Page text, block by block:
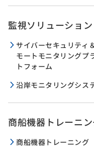
監視ソリューション
サイバーセキュリティ
モートモニタリングプ
トフォーム
沿岸モニタリングシス
商船機器トレーニ
商船機器トレーニング